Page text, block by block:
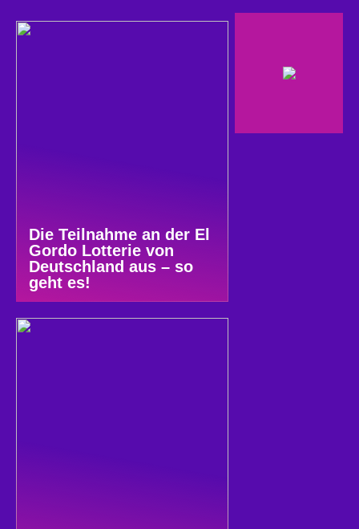
Die Teilnahme an der El
Gordo Lotterie von
Deutschland aus – so
geht es!